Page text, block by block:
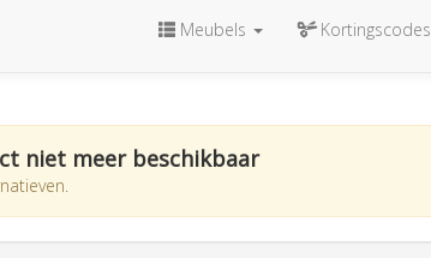
Meubels Kortingscodes
niet meer beschikbaar